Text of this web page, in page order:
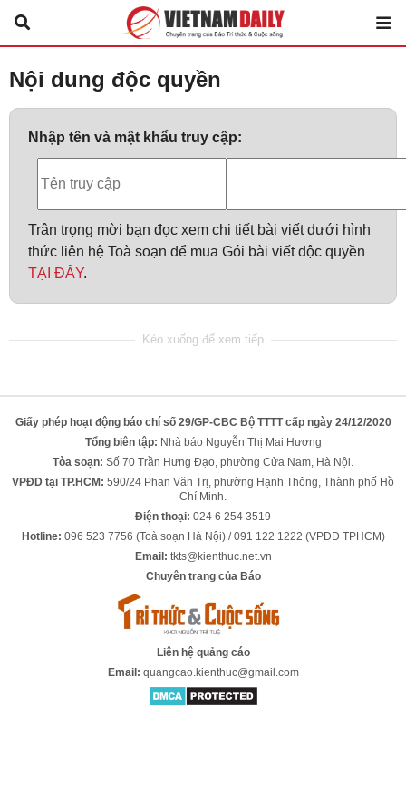
Nội dung độc quyền
Nhập tên và mật khẩu truy cập:
Trân trọng mời bạn đọc xem chi tiết bài viết dưới hình
thức liên hệ Toà soạn để mua Gói bài viết độc quyền
TẠI ĐÂY.
Giấy phép hoạt động báo chí số 29/GP-CBC Bộ TTTT cấp ngày 24/12/2020
Tổng biên tập: Nhà báo Nguyễn Thị Mai Hương
Tòa soạn: Số 70 Trần Hưng Đạo, phường Cửa Nam, Hà Nội.
VPĐD tại TP.HCM: 590/24 Phan Văn Trị, phường Hạnh Thông, Thành phố Hồ
Chí Minh.
Điện thoại: 024 6 254 3519
Hotline: 096 523 7756 (Toà soạn Hà Nội) / 091 122 1222 (VPĐD TPHCM)
Email: tkts@kienthuc.net.vn
Chuyên trang của Báo
Liên hệ quảng cáo
Email: quangcao.kienthuc@gmail.com